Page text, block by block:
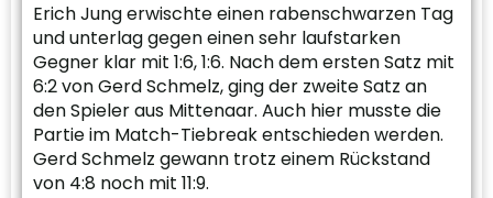
Erich Jung erwischte einen rabenschwarzen Tag
und unterlag gegen einen sehr laufstarken
Gegner klar mit 1:6, 1:6. Nach dem ersten Satz mit
6:2 von Gerd Schmelz, ging der zweite Satz an
den Spieler aus Mittenaar. Auch hier musste die
Partie im Match-Tiebreak entschieden werden.
Gerd Schmelz gewann trotz einem Rückstand
von 4:8 noch mit 11:9.